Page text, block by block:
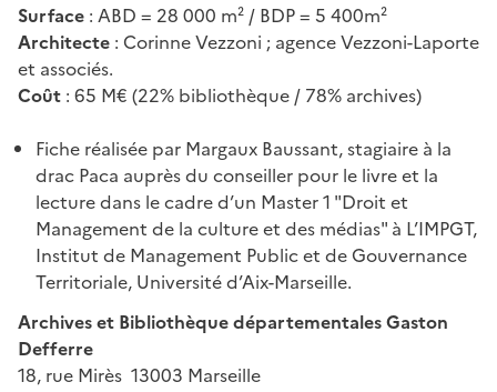
Surface : ABD = 28 000 m² / BDP = 5 400m²
Architecte : Corinne Vezzoni ; agence Vezzoni-Laporte
et associés.
Coût : 65 M€ (22% bibliothèque / 78% archives)
Fiche réalisée par Margaux Baussant, stagiaire à la
drac Paca auprès du conseiller pour le livre et la
lecture dans le cadre d’un Master 1 "Droit et
Management de la culture et des médias" à L’IMPGT,
Institut de Management Public et de Gouvernance
Territoriale, Université d’Aix-Marseille.
Archives et Bibliothèque départementales Gaston
Defferre
18, rue Mirès 13003 Marseille